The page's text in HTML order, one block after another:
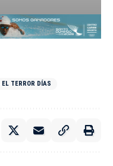
EL TERROR DÍAS